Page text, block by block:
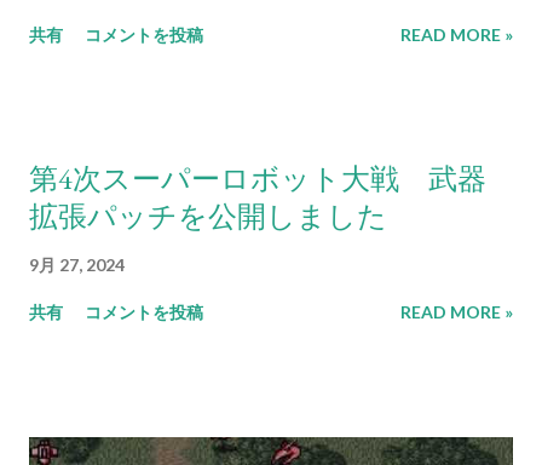
共有 コメントを投稿 READ MORE »
第4次スーパーロボット大戦 武器
拡張パッチを公開しました
9月 27, 2024
共有 コメントを投稿 READ MORE »